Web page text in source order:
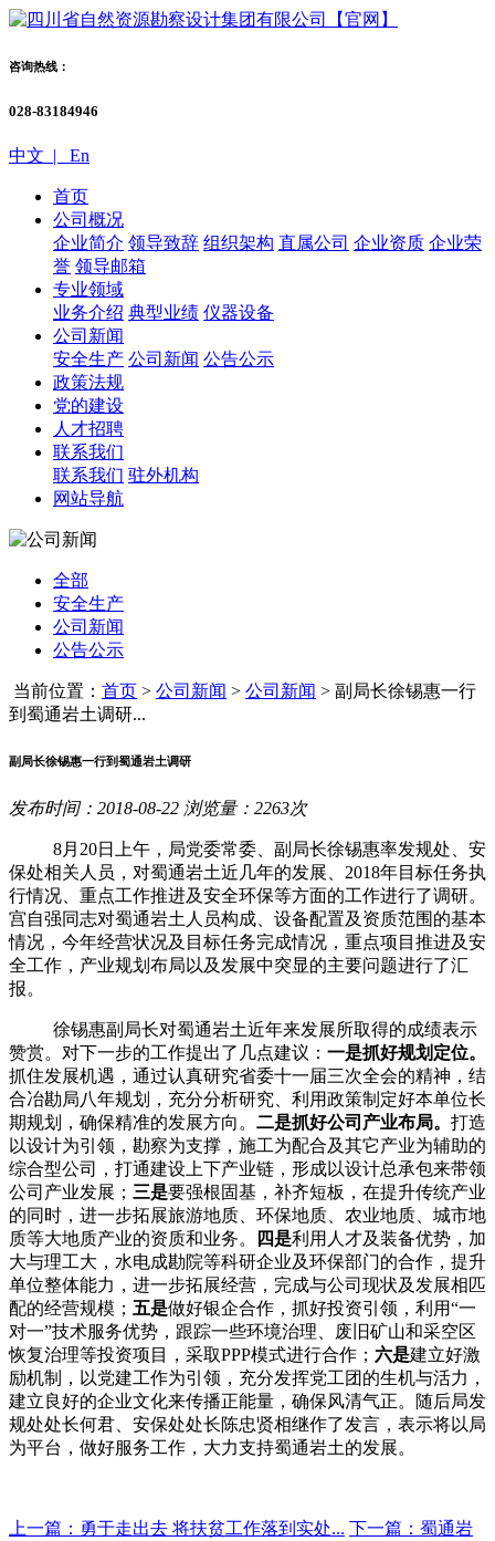
咨询热线：
028-83184946
中文 | En
首页
公司概况
企业简介 领导致辞 组织架构 直属公司 企业资质 企业荣
誉 领导邮箱
专业领域
业务介绍 典型业绩 仪器设备
公司新闻
安全生产 公司新闻 公告公示
政策法规
党的建设
人才招聘
联系我们
联系我们 驻外机构
网站导航
全部
安全生产
公司新闻
公告公示
当前位置： 首页 > 公司新闻 > 公司新闻 > 副局长徐锡惠一行
到蜀通岩土调研...
副局长徐锡惠一行到蜀通岩土调研
发布时间：2018-08-22 浏览量：2263次
8月 20日上午，局党委常委、副局长徐锡惠率发规处、安
保处相关人员，对蜀通岩土近几年的发展、 2018年目标任务执
行情况、重点工作推进及安全环保等方面的工作进行了调研。
宫自强同志对蜀通岩土人员构成、设备配置及资质范围的基本
情况，今年经营状况及目标任务完成情况，重点项目推进及安
全工作，产业规划布局以及发展中突显的主要问题进行了汇
报。
徐锡惠副局长对蜀通岩土近年来发展所取得的成绩表示
赞赏。对下一步的工作提出了几点建议： 一是抓好规划定位。
抓住发展机遇，通过认真研究省委十一届三次全会的精神，结
合冶勘局八年规划，充分分析研究、利用政策制定好本单位长
期规划，确保精准的发展方向。 二是抓好公司产业布局。 打造
以设计为引领，勘察为支撑，施工为配合及其它产业为辅助的
综合型公司，打通建设上下产业链，形成以设计总承包来带领
公司产业发展； 三是要强根固基，补齐短板，在提升传统产业
的同时，进一步拓展旅游地质、环保地质、农业地质、城市地
质等大地质产业的资质和业务。
四是利用人才及装备优势，加
大与理工大，水电成勘院等科研企业及环保部门的合作，提升
单位整体能力，进一步拓展经营，完成与公司现状及发展相匹
配的经营规模； 五是做好银企合作，抓好投资引领，利用“一
对一”技术服务优势，跟踪一些环境治理、废旧矿山和采空区
恢复治理等投资项目，采取PPP模式进行合作； 六是建立好激
励机制，以党建工作为引领，充分发挥党工团的生机与活力，
建立良好的企业文化来传播正能量，确保风清气正。随后局发
规处处长何君、安保处处长陈忠贤相继作了发言，表示将以局
为平台，做好服务工作，大力支持蜀通岩土的发展。
上一篇：勇于走出去 将扶贫工作落到实处... 下一篇：蜀通岩